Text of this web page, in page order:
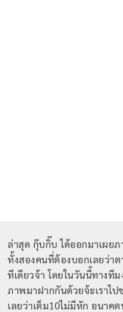
ล่าสุด กุ๊บกิ๊บ ได้ออกมาเผย
ทั้งสองคนที่ต้องบอกเลยว่า
ทีเดียวจ้า โดยในวันนี้ทางที
ภาพมาฝากกันด้วยจ้ะเราไ
เลยว่าเต็ม10ไม่มีหัก อนาคต